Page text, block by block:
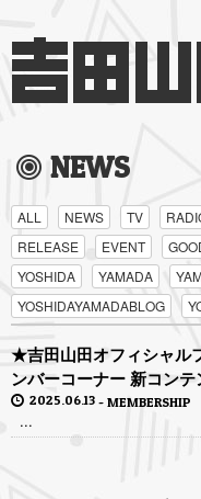
NEWS
ALL NEWS TV
RELEASE
EVENT
YOSHIDA
YAMADA
YOSHIDAYAMADABLOG
★吉田山田オフィシャル
ンバーコーナー 新コン
2025.06.13 MEMBERSHIP
...